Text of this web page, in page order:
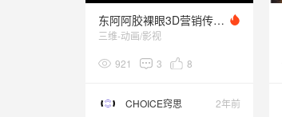
东阿阿胶裸眼3D营销传播事件 - 纽约 I 香港 I 深圳
三维-动画/影视
921 3 8
CHOICE窍思 2年前